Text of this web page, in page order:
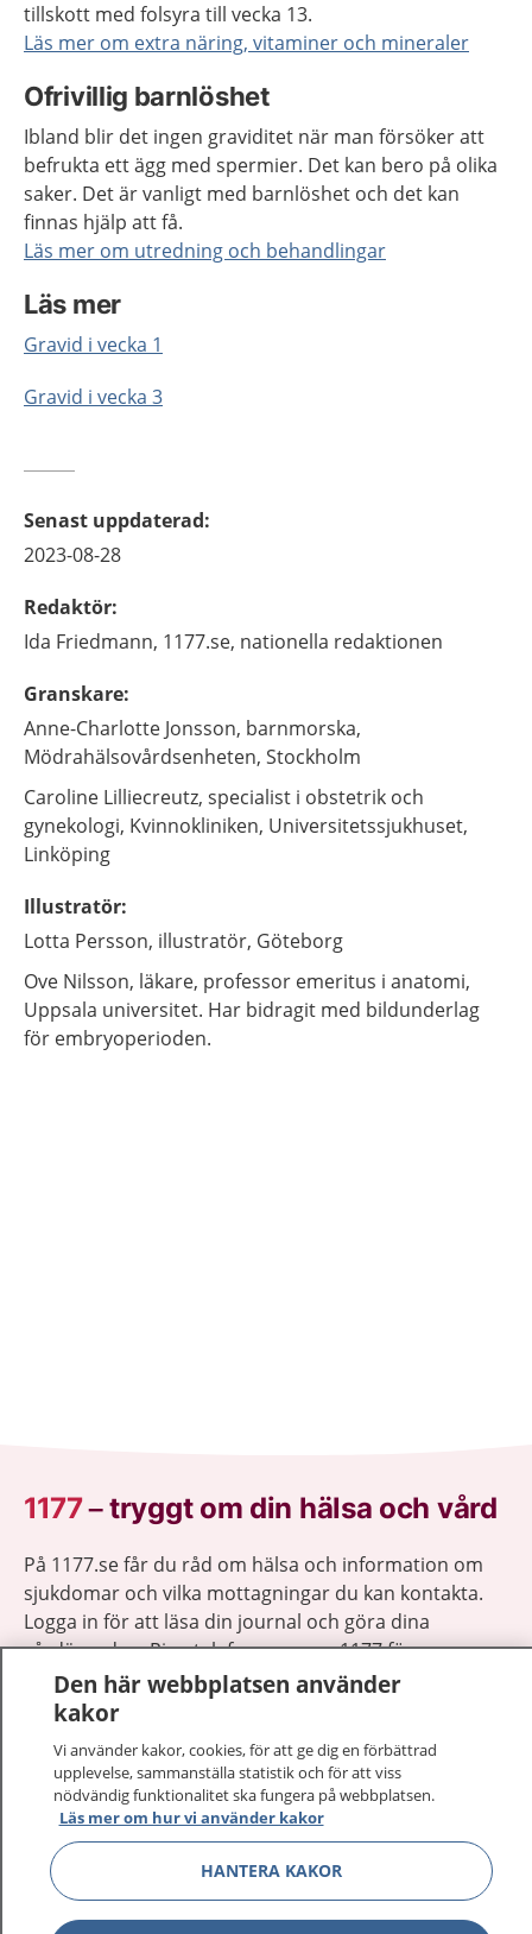
tillskott med folsyra till vecka 13.
Läs mer om extra näring, vitaminer och mineraler
Ofrivillig barnlöshet
Ibland blir det ingen graviditet när man försöker att
befrukta ett ägg med spermier. Det kan bero på olika
saker. Det är vanligt med barnlöshet och det kan
finnas hjälp att få.
Läs mer om utredning och behandlingar
Läs mer
Gravid i vecka 1
Gravid i vecka 3
Senast uppdaterad:
2023-08-28
Redaktör:
Ida Friedmann, 1177.se, nationella redaktionen
Granskare:
Anne-Charlotte Jonsson, barnmorska,
Mödrahälsovårdsenheten, Stockholm
Caroline Lilliecreutz, specialist i obstetrik och
gynekologi, Kvinnokliniken, Universitetssjukhuset,
Linköping
Illustratör:
Lotta Persson, illustratör, Göteborg
Ove Nilsson, läkare, professor emeritus i anatomi,
Uppsala universitet. Har bidragit med bildunderlag
för embryoperioden.
1177–tryggt om din hälsa och vård
På 1177.se får du råd om hälsa och information om
sjukdomar och vilka mottagningar du kan kontakta.
Logga in för att läsa din journal och göra dina
vårdärenden. Ring telefonnummer 1177 för
sjukvårdsrådgivning dygnet runt.
1177 ger dig råd när du vill må bättre.
1177 på flera språk Visa
Visa
Den här webbplatsen använder
kakor
Vi använder kakor, cookies, för att ge dig en förbättrad
upplevelse, sammanställa statistik och för att viss
nödvändig funktionalitet ska fungera på webbplatsen.
Läs mer om hur vi använder kakor
HANTERA KAKOR